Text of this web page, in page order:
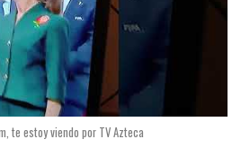
te estoy viendo por TV Azteca